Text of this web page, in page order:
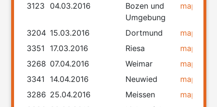
3123
04.03.2016
Bozen und
Umgebung
map
3204 15.03.2016 Dortmund map
3351
17.03.2016 Riesa map
3268 07.04.2016 Weimar map
3341
14.04.2016 Neuwied map
3286 25.04.2016 Meissen map